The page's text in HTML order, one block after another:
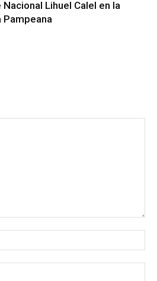
Nacional Lihuel Calel en la
Pampeana